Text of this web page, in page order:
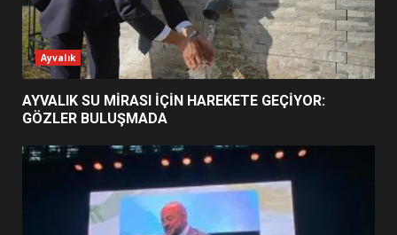
2
ESA 2026’DA TÜRK BAHARATI
NEYİ TEMSİL ETTİ?
EİB’DE KRİTİK ATAMA:
SÜRDÜRÜLEBİLİRLİKTE NE
DEĞİŞECEK?
Ayvalık
AYVALIK SU MİRASI İÇİN HAREKETE GEÇİYOR:
GÖZLER BULUŞMADA